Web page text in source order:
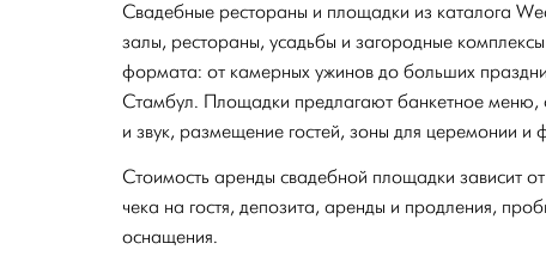
Свадебные рестораны и площадки из каталога
залы, рестораны, усадьбы и загородные
формата: от камерных ужинов до больших
Стамбул. Площадки предлагают банкетное меню,
и звук, размещение гостей, зоны для церемонии и
Стоимость аренды свадебной площадки зависит
чека на гостя, депозита, аренды и продления,
оснащения.